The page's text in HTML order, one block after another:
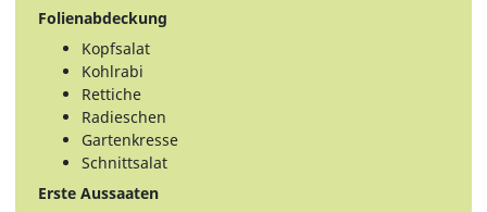
Folienabdeckung
Kopfsalat
Kohlrabi
Rettiche
Radieschen
Gartenkresse
Schnittsalat
Erste Aussaaten